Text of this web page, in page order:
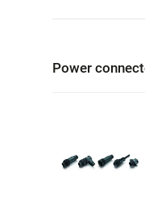
Power